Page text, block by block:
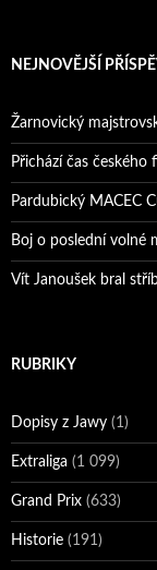
NEJNOVĚJŠÍ
Žarnovický
Přichází čas českého
Pardubický MACEC
Boj o poslední volné
Vít Janoušek bral
RUBRIKY
Dopisy z Jawy (1)
Extraliga (1 099)
Grand Prix (633)
Historie (191)